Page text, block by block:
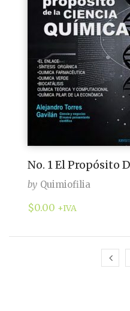
No. 1 El Propósito
by Quimiofilia
$0.00 +IVA